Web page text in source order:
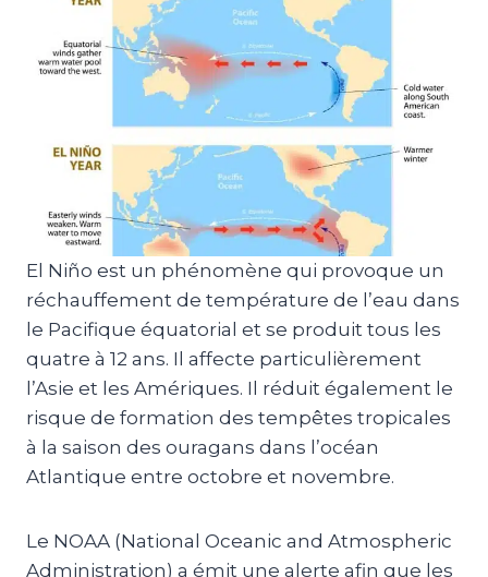
El Niño est un phénomène qui provoque un
réchauffement de température de l’eau dans
le Pacifique équatorial et se produit tous les
quatre à 12 ans. Il affecte particulièrement
l’Asie et les Amériques. Il réduit également le
risque de formation des tempêtes tropicales
à la saison des ouragans dans l’océan
Atlantique entre octobre et novembre.
Le NOAA (National Oceanic and Atmospheric
Administration) a émit une alerte afin que les